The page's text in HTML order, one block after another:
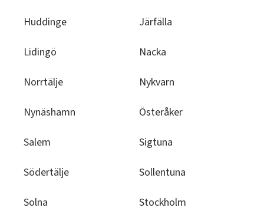
Huddinge Järfälla
Lidingö Nacka
Norrtälje Nykvarn
Nynäshamn Österåker
Salem Sigtuna
Södertälje Sollentuna
Solna Stockholm